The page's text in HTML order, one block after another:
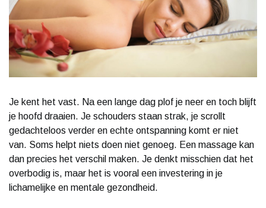
Je kent het vast. Na een lange dag plof je neer en toch blijft
je hoofd draaien. Je schouders staan strak, je scrollt
gedachteloos verder en echte ontspanning komt er niet
van. Soms helpt niets doen niet genoeg. Een massage kan
dan precies het verschil maken. Je denkt misschien dat het
overbodig is, maar het is vooral een investering in je
lichamelijke en mentale gezondheid.